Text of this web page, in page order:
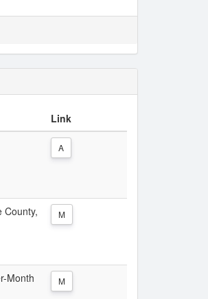
Link
A
County,
M
Month
M